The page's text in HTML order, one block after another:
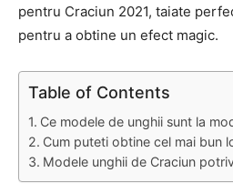
pentru Craciun 2021, taiate
pentru a obtine un efect magic.
Table of Contents
Ce modele de unghii sunt la
Cum puteti obtine cel mai bun
Modele unghii de Craciun